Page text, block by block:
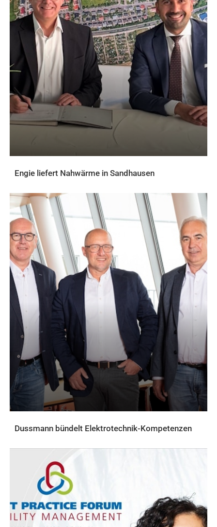
Engie liefert Nahwärme in Sandhausen
Dussmann bündelt Elektrotechnik-Kompetenzen